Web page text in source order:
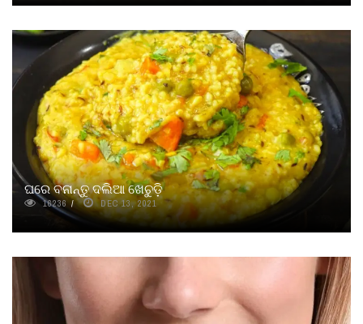
ଘରେ ବନାନ୍ତୁ ଦଲିଆ ଖେଚୁଡ଼ି
16236 DEC 13, 2021